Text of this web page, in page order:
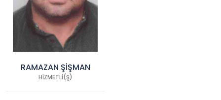
RAMAZAN ŞİŞMAN
HİZMETLİ(Ş)